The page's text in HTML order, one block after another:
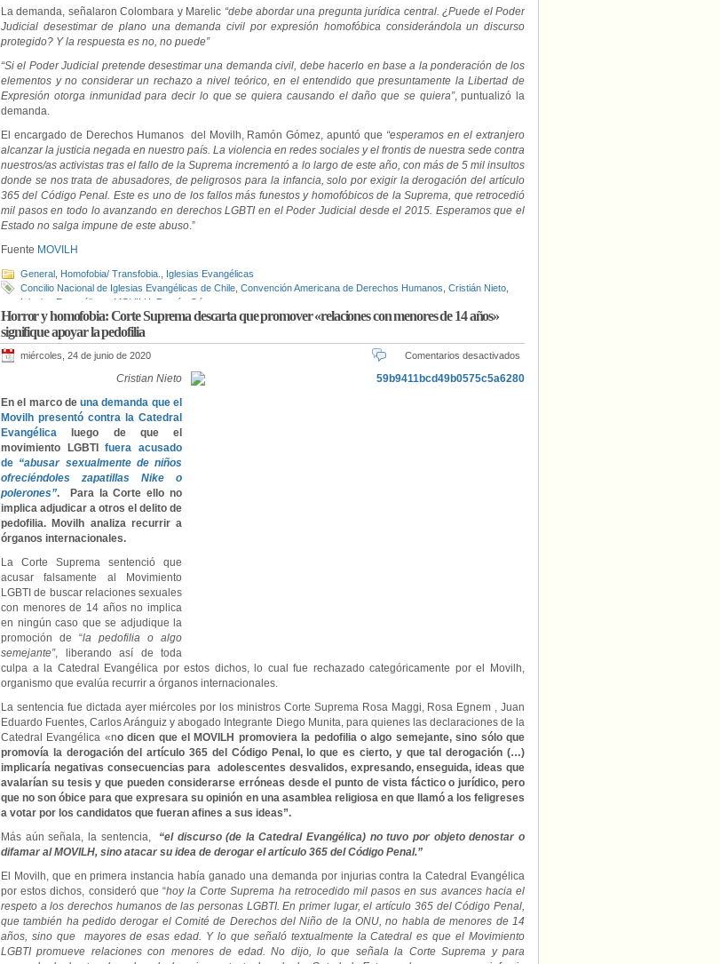
La demanda, señalaron Colombara y Marelic “debe abordar una pregunta jurídica central. ¿Puede el Poder
Judicial desestimar de plano una demanda civil por expresión homofóbica considerándola un discurso
protegido? Y la respuesta es no, no puede”
“Si el Poder Judicial pretende desestimar una demanda civil, debe hacerlo en base a la ponderación de los
elementos y no considerar un rechazo a nivel teórico, en el entendido que presuntamente la Libertad de
Expresión otorga inmunidad para decir lo que se quiera causando el daño que se quiera”, puntualizó la
demanda.
El encargado de Derechos Humanos del Movilh, Ramón Gómez, apuntó que “esperamos en el extranjero
alcanzar la justicia negada en nuestro país. La violencia en redes sociales y el frontis de nuestra sede contra
nuestros/as activistas tras el fallo de la Suprema incrementó a lo largo de este año, con más de 5 mil insultos
donde se nos trata de abusadores, de peligrosos para la infancia, solo por exigir la derogación del artículo
365 del Código Penal. Este es uno de los fallos más funestos y homofóbicos de la Suprema, que retrocedió
mil pasos en todo lo avanzando en derechos LGBTI en el Poder Judicial desde el 2015. Esperamos que el
Estado no salga impune de este abuso.”
Fuente MOVILH
General Homofobia/ Transfobia.
Iglesias Evangélicas
Concilio Nacional de Iglesias Evangélicas de Chile Convención Americana de Derechos Humanos Cristián Nieto
Iglesias Evangélicas
MOVILH Ramón Gómez
Horror y homofobia: Corte Suprema descarta que promover «relaciones con menores de 14 años»
signifique apoyar la pedofilia
miércoles, 24 de junio de 2020 Comentarios desactivados
Cristian Nieto
En el marco deuna demanda que el
Movilh presentó contra la Catedral
Evangélica luego de que el
movimiento LGBTIfuera acusado
de “abusar sexualmente de niños
ofreciéndoles zapatillas Nike o
polerones”. Para la Corte ello no
implica adjudicar a otros el delito de
pedofilia. Movilh analiza recurrir a
órganos internacionales.
La Corte Suprema sentenció que
acusar falsamente al Movimiento
LGBTI de buscar relaciones sexuales
con menores de 14 años no implica
en ningún caso que se adjudique la
promoción de “la pedofilia o algo
semejante”, liberando así de toda
culpa a la Catedral Evangélica por estos dichos, lo cual fue rechazado categóricamente por el Movilh,
organismo que evalúa recurrir a órganos internacionales.
La sentencia fue dictada ayer miércoles por los ministros Corte Suprema Rosa Maggi, Rosa Egnem , Juan
Eduardo Fuentes, Carlos Aránguiz y abogado Integrante Diego Munita, para quienes las declaraciones de la
Catedral Evangélica «no dicen que el MOVILH promoviera la pedofilia o algo semejante, sino sólo que
promovía la derogación del artículo 365 del Código Penal, lo que es cierto, y que tal derogación (…)
implicaría negativas consecuencias para adolescentes desvalidos, expresando, enseguida, ideas que
avalarían su tesis y que pueden considerarse erróneas desde el punto de vista fáctico o jurídico, pero
que no son óbice para que expresara su opinión en una asamblea religiosa en que llamó a los feligreses
a votar por los candidatos que fueran afines a sus ideas”.
Más aún señala, la sentencia, “el discurso (de la Catedral Evangélica) no tuvo por objeto denostar o
difamar al MOVILH, sino atacar su idea de derogar el artículo 365 del Código Penal.”
El Movilh, que en primera instancia había ganado una demanda por injurias contra la Catedral Evangélica
por estos dichos, consideró que “hoy la Corte Suprema ha retrocedido mil pasos en sus avances hacia el
respeto a los derechos humanos de las personas LGBTI. En primer lugar, el artículo 365 del Código Penal,
que también ha pedido derogar el Comité de Derechos del Niño de la ONU, no habla de menores de 14
años, sino que mayores de esas edad. Y lo que señaló textualmente la Catedral es que el Movimiento
LGBTI promueve relaciones con menores de edad. No dijo, lo que señala la Corte Suprema y para